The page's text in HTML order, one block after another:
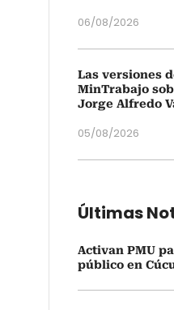
06/08/2026
Las versiones
MinTrabajo
Jorge Alfredo
05/08/2026
Últimas
Activan PMU
público en